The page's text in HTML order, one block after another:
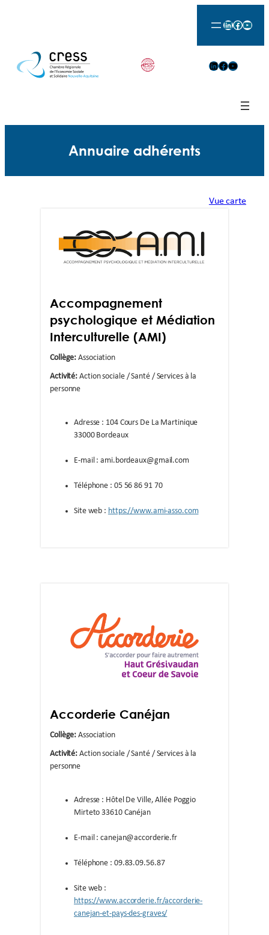
LinkedIn
Facebook
LinkedIn
Facebook
YouTube
Annuaire adhérents
Vue carte
Accompagnement
psychologique et Médiation
Interculturelle (AMI)
Collège: Association
Activité: Action sociale / Santé / Services à la
personne
Adresse : 104 Cours De La Martinique
33000 Bordeaux
E-mail : ami.bordeaux@gmail.com
Téléphone : 05 56 86 91 70
Site web : https://www.ami-asso.com
Accorderie Canéjan
Collège: Association
Activité: Action sociale / Santé / Services à la
personne
Adresse : Hôtel De Ville, Allée Poggio
Mirteto 33610 Canéjan
E-mail : canejan@accorderie.fr
Téléphone : 09.83.09.56.87
Site web :
https://www.accorderie.fr/accorderie-
canejan-et-pays-des-graves/